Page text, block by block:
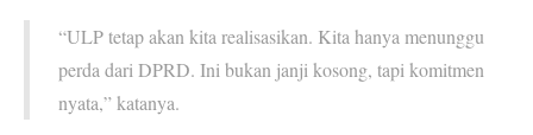
“ULP tetap akan kita realisasikan. Kita hanya menunggu
perda dari DPRD. Ini bukan janji kosong, tapi komitmen
nyata,” katanya.